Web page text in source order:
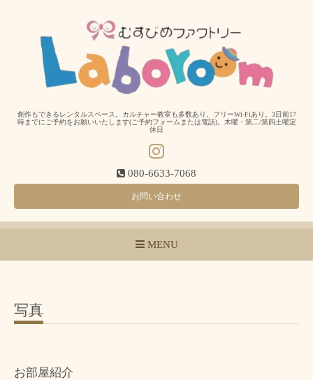
創作もできるレンタルスペース。カルチャー教室も多数あり。フリーWi-Fiあり。3日前17
時までにご予約をお願いいたします(ご予約フォームまたは電話)。木曜・第二/第四土曜定
休日
080-6633-7068
お問い合わせ
MENU
写真
お部屋紹介